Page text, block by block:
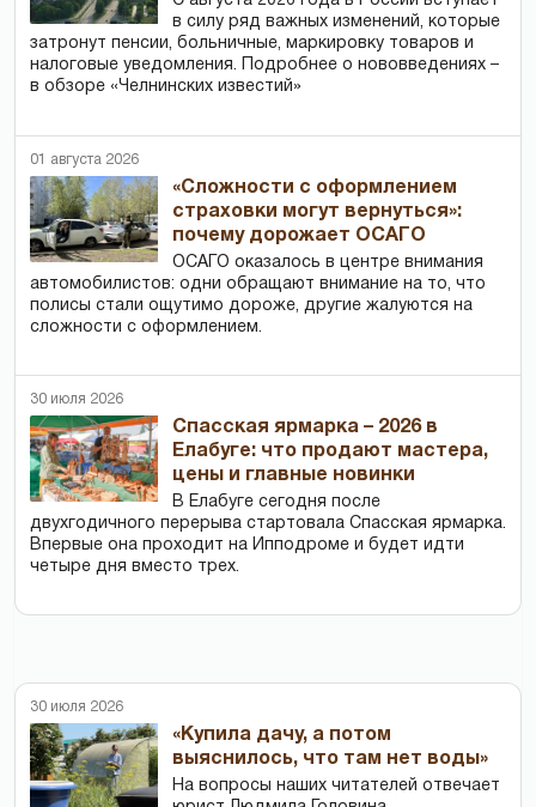
в силу ряд важных изменений, которые
затронут пенсии, больничные, маркировку товаров и
налоговые уведомления. Подробнее о нововведениях –
в обзоре «Челнинских известий»
01 августа 2026
«Сложности с оформлением
страховки могут вернуться»:
почему дорожает ОСАГО
ОСАГО оказалось в центре внимания
автомобилистов: одни обращают внимание на то, что
полисы стали ощутимо дороже, другие жалуются на
сложности с оформлением.
30 июля 2026
Спасская ярмарка – 2026 в
Елабуге: что продают мастера,
цены и главные новинки
В Елабуге сегодня после
двухгодичного перерыва стартовала Спасская ярмарка.
Впервые она проходит на Ипподроме и будет идти
четыре дня вместо трех.
30 июля 2026
«Купила дачу, а потом
выяснилось, что там нет воды»
На вопросы наших читателей отвечает